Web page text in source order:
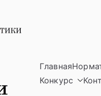
Лучшие
Главная
Конкурс